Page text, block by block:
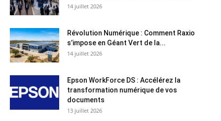
14 juillet 2026
Révolution Numérique : Comment Raxio
s’impose en Géant Vert de la...
14 juillet 2026
Epson WorkForce DS : Accélérez la
transformation numérique de vos
documents
13 juillet 2026